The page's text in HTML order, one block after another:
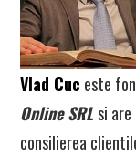
Vlad Cuc este
Online SRLsi
consilierea